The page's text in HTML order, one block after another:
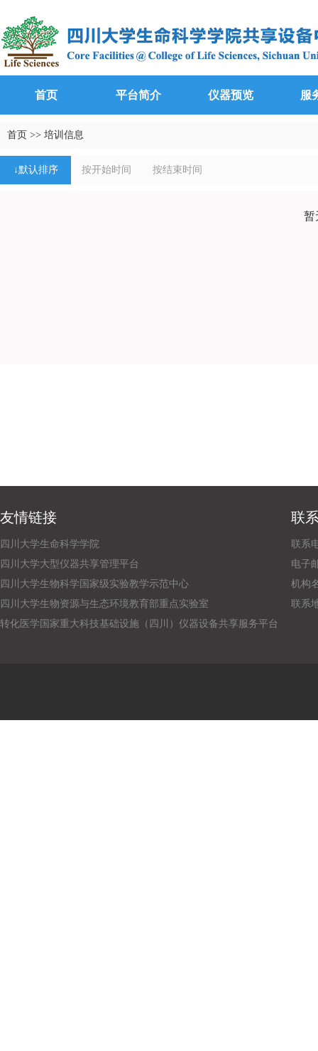
首页 平台简介 仪器预览 服
首页 >> 培训信息
↓默认排序 按开始时间 按结束时间
暂
友情链接
四川大学生命科学学院
四川大学大型仪器共享管理平台
四川大学生物科学国家级实验教学示范中心
四川大学生物资源与生态环境教育部重点实验室
转化医学国家重大科技基础设施（四川）仪器设备共享服务平台
联
联系
电子
机构
联系